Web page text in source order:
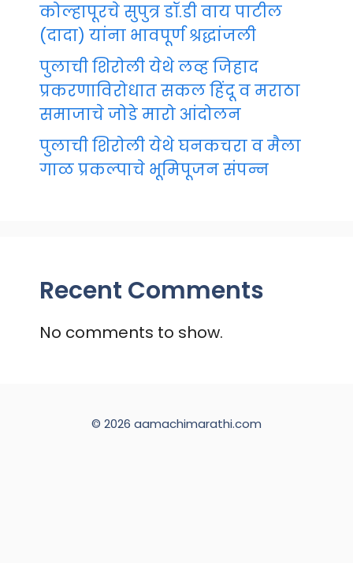
कोल्हापूरचे सुपुत्र डॉ.डी वाय पाटील
(दादा) यांना भावपूर्ण श्रद्धांजली
पुलाची शिरोली येथे लव्ह जिहाद
प्रकरणाविरोधात सकल हिंदू व मराठा
समाजाचे जोडे मारो आंदोलन
पुलाची शिरोली येथे घनकचरा व मैला
गाळ प्रकल्पाचे भूमिपूजन संपन्न
Recent Comments
No comments to show.
© 2026 aamachimarathi.com